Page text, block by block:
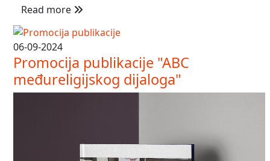
Read more
06-09-2024
Promocija publikacije "ABC
međureligijskog dijaloga"